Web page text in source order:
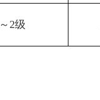
2级